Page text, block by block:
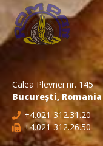
Calea Plevnei nr. 145
București, Romania
+4.021 312.31.20
+4.021 312.26.50